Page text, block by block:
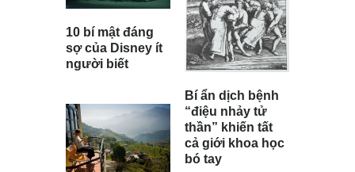
10 bí mật đáng
sợ của Disney ít
người biết
Bí ẩn dịch bệnh
“điệu nhảy tử
thần” khiến tất
cả giới khoa học
bó tay